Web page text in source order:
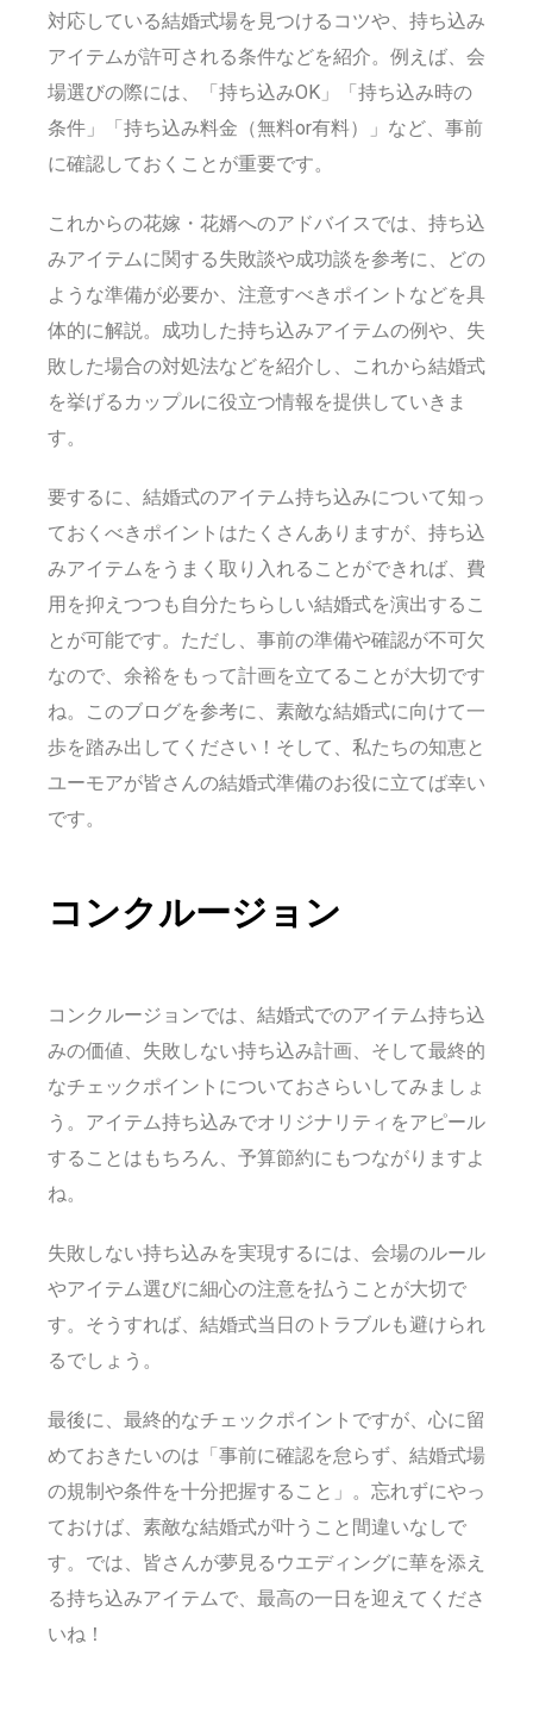
対応している結婚式場を見つけるコツや、持ち込み
アイテムが許可される条件などを紹介。例えば、会
場選びの際には、「持ち込みOK」「持ち込み時の
条件」「持ち込み料金（無料or有料）」など、事前
に確認しておくことが重要です。
これからの花嫁・花婿へのアドバイスでは、持ち込
みアイテムに関する失敗談や成功談を参考に、どの
ような準備が必要か、注意すべきポイントなどを具
体的に解説。成功した持ち込みアイテムの例や、失
敗した場合の対処法などを紹介し、これから結婚式
を挙げるカップルに役立つ情報を提供していきま
す。
要するに、結婚式のアイテム持ち込みについて知っ
ておくべきポイントはたくさんありますが、持ち込
みアイテムをうまく取り入れることができれば、費
用を抑えつつも自分たちらしい結婚式を演出するこ
とが可能です。ただし、事前の準備や確認が不可欠
なので、余裕をもって計画を立てることが大切です
ね。このブログを参考に、素敵な結婚式に向けて一
歩を踏み出してください！そして、私たちの知恵と
ユーモアが皆さんの結婚式準備のお役に立てば幸い
です。
コンクルージョン
コンクルージョンでは、結婚式でのアイテム持ち込
みの価値、失敗しない持ち込み計画、そして最終的
なチェックポイントについておさらいしてみましょ
う。アイテム持ち込みでオリジナリティをアピール
することはもちろん、予算節約にもつながりますよ
ね。
失敗しない持ち込みを実現するには、会場のルール
やアイテム選びに細心の注意を払うことが大切で
す。そうすれば、結婚式当日のトラブルも避けられ
るでしょう。
最後に、最終的なチェックポイントですが、心に留
めておきたいのは「事前に確認を怠らず、結婚式場
の規制や条件を十分把握すること」。忘れずにやっ
ておけば、素敵な結婚式が叶うこと間違いなしで
す。では、皆さんが夢見るウエディングに華を添え
る持ち込みアイテムで、最高の一日を迎えてくださ
いね！